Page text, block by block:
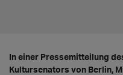
In einer Pressemitteilung
Kultursenators von Berlin,